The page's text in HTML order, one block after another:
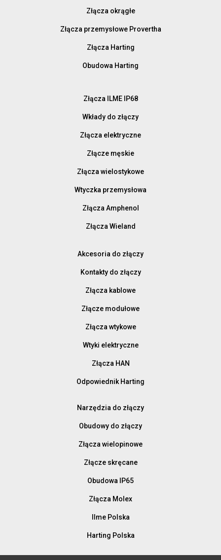
Złącza okrągłe
Złącza przemysłowe Provertha
Złącza Harting
Obudowa Harting
Złącza ILME IP68
Wkłady do złączy
Złącza elektryczne
Złącze męskie
Złącza wielostykowe
Wtyczka przemysłowa
Złącza Amphenol
Złącza Wieland
Akcesoria do złączy
Kontakty do złączy
Złącza kablowe
Złącze modułowe
Złącza wtykowe
Wtyki elektryczne
Złącza HAN
Odpowiednik Harting
Narzędzia do złączy
Obudowy do złączy
Złącza wielopinowe
Złącze skręcane
Obudowa IP65
Złącza Molex
Ilme Polska
Harting Polska